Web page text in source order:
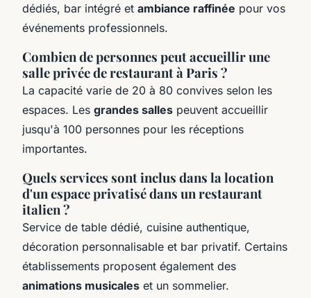
dédiés, bar intégré et ambiance raffinée pour vos
événements professionnels.
Combien de personnes peut accueillir une
salle privée de restaurant à Paris ?
La capacité varie de 20 à 80 convives selon les
espaces. Les grandes salles peuvent accueillir
jusqu'à 100 personnes pour les réceptions
importantes.
Quels services sont inclus dans la location
d'un espace privatisé dans un restaurant
italien ?
Service de table dédié, cuisine authentique,
décoration personnalisable et bar privatif. Certains
établissements proposent également des
animations musicales et un sommelier.